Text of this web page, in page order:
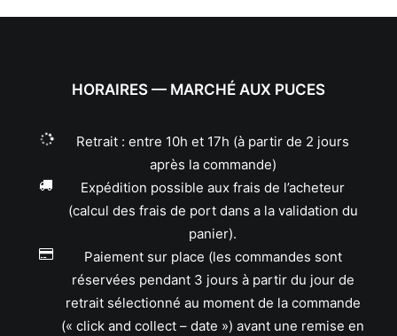
HORAIRES — MARCHÉ AUX PUCES
Retrait : entre 10h et 17h (à partir de 2 jours
après la commande)
Expédition possible aux frais de l’acheteur
(calcul des frais de port dans a la validation du
panier).
Paiement sur place (les commandes sont
réservées pendant 3 jours à partir du jour de
retrait sélectionné au moment de la commande
(« click and collect – date ») avant une remise en